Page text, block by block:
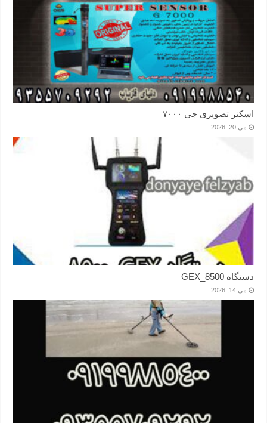
اسکنر تصویری جی ۷۰۰۰
می 20, 2026
دستگاه GEX_8500
می 14, 2026